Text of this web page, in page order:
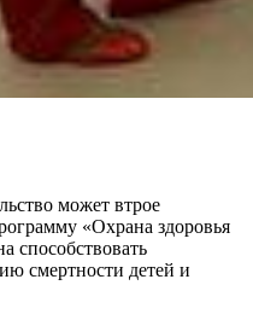
может втрое
«Охрана здоровья
способствовать
смертности детей и